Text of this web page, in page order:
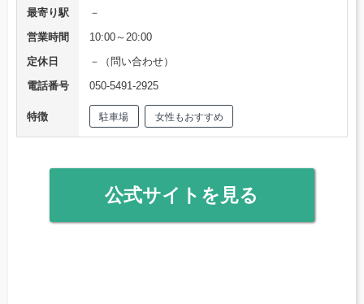
最寄り駅
－
営業時間
10:00～20:00
定休日
－（問い合わせ）
電話番号
050-5491-2925
特徴 駐車場 女性もおすすめ
公式サイトを見る